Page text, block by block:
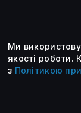
Усі
Ми
якості роботи.
з Політикою